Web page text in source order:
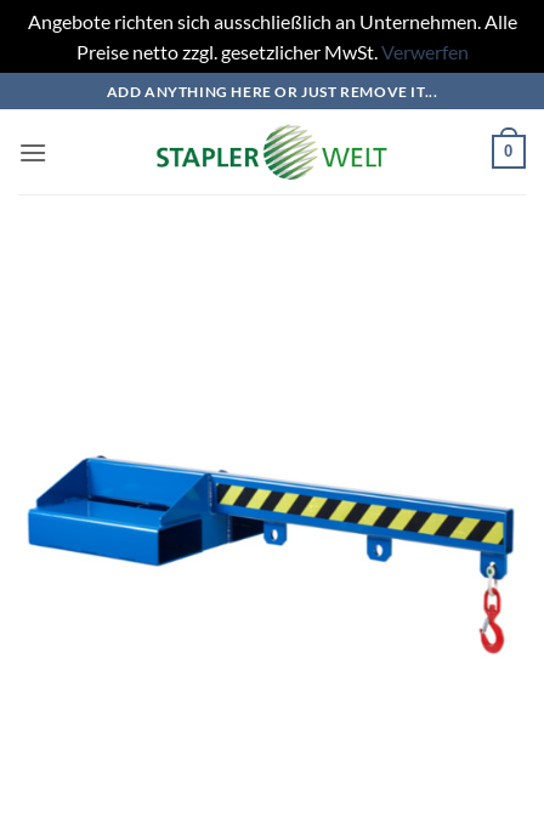
Angebote richten sich ausschließlich an Unternehmen. Alle
Preise netto zzgl. gesetzlicher MwSt.Verwerfen
Inhalt
springen
ADD ANYTHING HERE OR JUST REMOVE IT...
0